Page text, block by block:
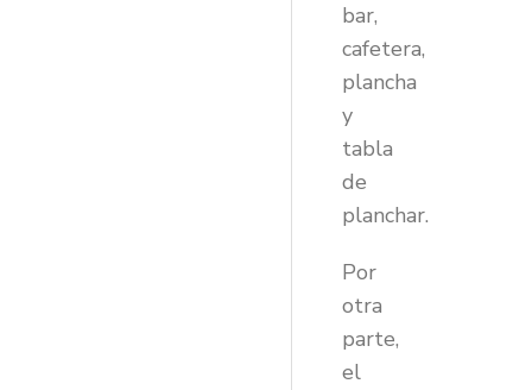
bar,
cafetera,
plancha
y
tabla
de
planchar.
Por
otra
parte,
el